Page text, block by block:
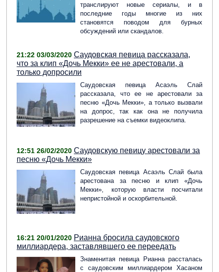
транслируют новые сериалы, и в
последние годы многие из них
становятся поводом для бурных
обсуждений или скандалов.
21:22 03/03/2020 Саудовская певица рассказала,
что за клип «Дочь Мекки» ее не арестовали, а
только допросили
Саудовская певица Асаэль Слай
рассказала, что ее не арестовали за
песню «Дочь Мекки», а только вызвали
на допрос, так как она не получила
разрешение на съемки видеоклипа.
12:51 26/02/2020 Саудовскую певицу арестовали за
песню «Дочь Мекки»
Саудовская певица Асаэль Слай была
арестована за песню и клип «Дочь
Мекки», которую власти посчитали
непристойной и оскорбительной.
16:21 20/01/2020 Рианна бросила саудовского
миллиардера, заставлявшего ее переедать
Знаменитая певица Рианна рассталась
с саудовским миллиардером Хасаном